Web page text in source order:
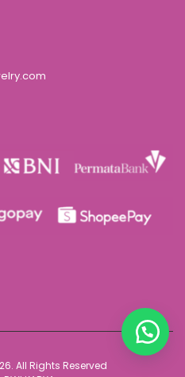
All Rights Reserved